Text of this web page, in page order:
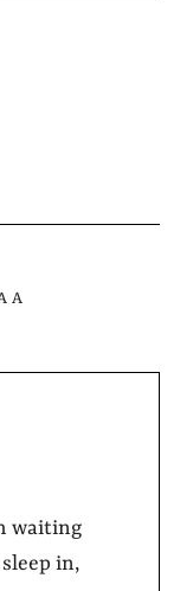
waiting
in,